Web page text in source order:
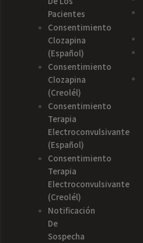
Pacientes
Consentimiento
Clozapina
(español)
Consentimiento
Clozapina
(creolél)
Consentimiento
Terapia
Electroconvulsivante
(español)
Consentimiento
Terapia
Electroconvulsivante
(creolél)
Notificación
De
Sospecha